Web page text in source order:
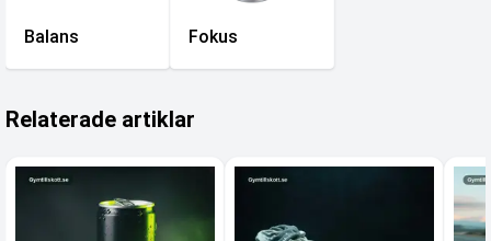
Balans Fokus
Relaterade artiklar